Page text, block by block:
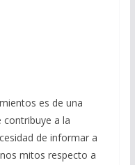
es de una
a la
de informar a
mitos respecto a